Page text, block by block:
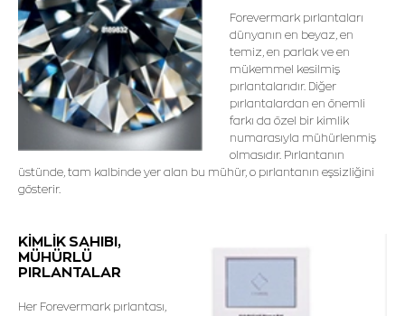
Forevermark pırlantaları
dünyanın en beyaz, en
temiz, en parlak ve en
mükemmel kesilmiş
pırlantalarıdır. Diğer
pırlantalardan en önemli
farkı da özel bir kimlik
numarasıyla mühürlenmiş
olmasıdır. Pırlantanın
üstünde, tam kalbinde yer alan bu mühür, o pırlantanın eşsizliğini
gösterir.
KİMLİK SAHIBI,
MÜHÜRLÜ
PIRLANTALAR
Her Forevermark pırlantası,